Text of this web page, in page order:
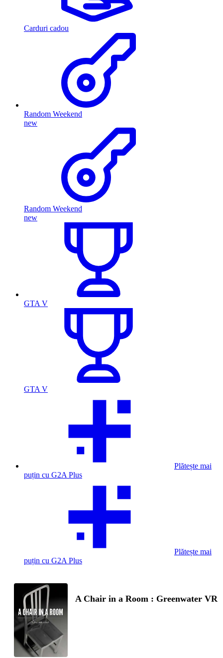
Carduri cadou
Random Weekend
new
Random Weekend
new
GTA V
GTA V
Plătește mai
puțin cu G2A Plus
Plătește mai
puțin cu G2A Plus
A Chair in a Room : Greenwater VR